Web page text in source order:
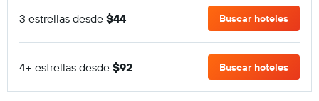
3 estrellas desde $44 Buscar hoteles
4+ estrellas desde $92 Buscar hoteles